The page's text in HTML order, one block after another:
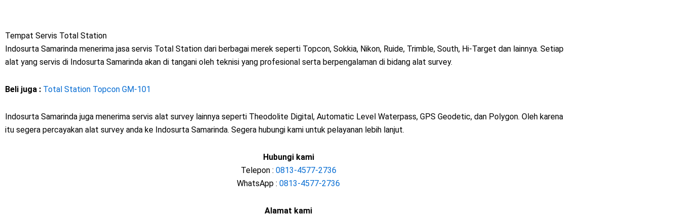
Tempat Servis Total Station
Indosurta Samarinda menerima jasa servis Total Station dari berbagai merek seperti Topcon, Sokkia, Nikon, Ruide, Trimble, South, Hi-Target dan lainnya. Setiap
alat yang servis di Indosurta Samarinda akan di tangani oleh teknisi yang profesional serta berpengalaman di bidang alat survey.
Beli juga : Total Station Topcon GM-101
Indosurta Samarinda juga menerima servis alat survey lainnya seperti Theodolite Digital, Automatic Level Waterpass, GPS Geodetic, dan Polygon. Oleh karena
itu segera percayakan alat survey anda ke Indosurta Samarinda. Segera hubungi kami untuk pelayanan lebih lanjut.
Hubungi kami
Telepon : 0813-4577-2736
WhatsApp : 0813-4577-2736
Alamat kami